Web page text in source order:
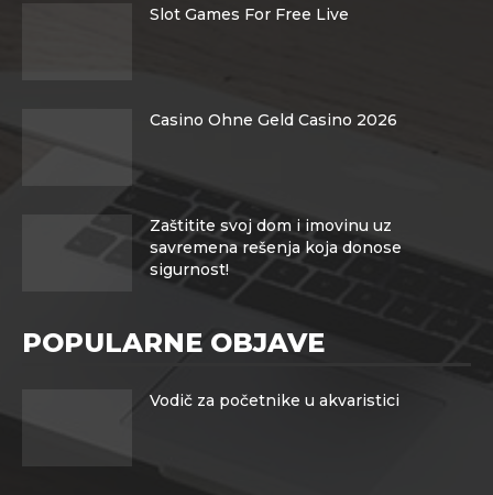
Slot Games For Free Live
Casino Ohne Geld Casino 2026
Zaštitite svoj dom i imovinu uz
savremena rešenja koja donose
sigurnost!
POPULARNE OBJAVE
Vodič za početnike u akvaristici